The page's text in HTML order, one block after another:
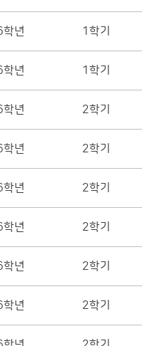
학년 1학기
학년 1학기
학년 2학기
학년 2학기
학년 2학기
학년 2학기
학년 2학기
학년 2학기